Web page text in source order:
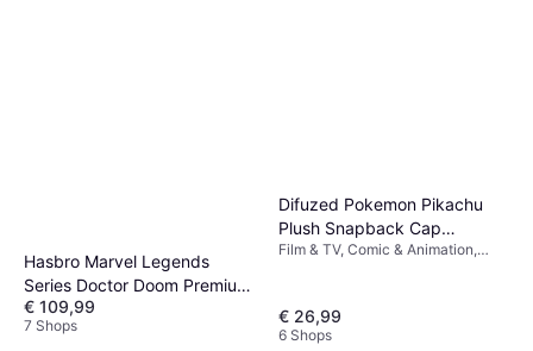
Hasbro Marvel Legends
Series Doctor Doom Premium
Roleplay Helmet
€ 109,99
7 Shops
Difuzed Pokemon Pikachu
Plush Snapback Cap
Accessories
Film & TV, Comic & Animation,
€ 26,99
6 Shops